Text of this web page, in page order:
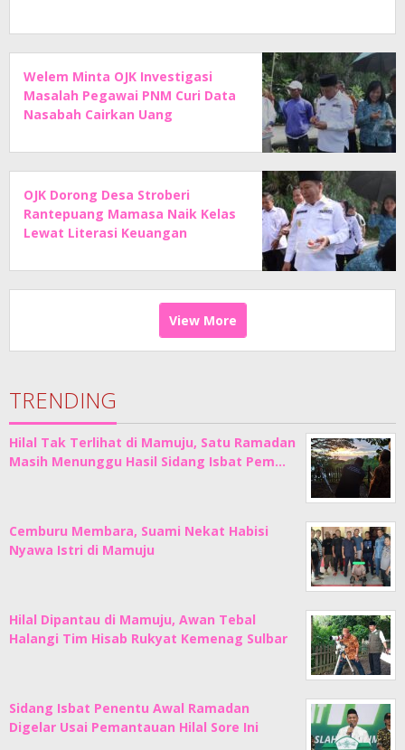
Welem Minta OJK Investigasi
Masalah Pegawai PNM Curi Data
Nasabah Cairkan Uang
OJK Dorong Desa Stroberi
Rantepuang Mamasa Naik Kelas
Lewat Literasi Keuangan
View More
TRENDING
Hilal Tak Terlihat di Mamuju, Satu Ramadan
Masih Menunggu Hasil Sidang Isbat Pem…
Cemburu Membara, Suami Nekat Habisi
Nyawa Istri di Mamuju
Hilal Dipantau di Mamuju, Awan Tebal
Halangi Tim Hisab Rukyat Kemenag Sulbar
Sidang Isbat Penentu Awal Ramadan
Digelar Usai Pemantauan Hilal Sore Ini